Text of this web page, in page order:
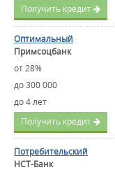
Получить кредит
Оптимальный
Примсоцбанк
от 28%
до 300 000
до 4 лет
Получить кредит
Потребительский
НСТ-Банк